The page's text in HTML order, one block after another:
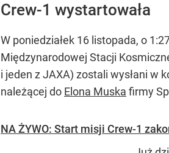
Crew-1 wystartowała
W poniedziałek 16 listopada, o
Międzynarodowej Stacji
i jeden z JAXA) zostali wysłani w
należącej do Elona Muska firmy
NA ŻYWO: Start misji Crew-1